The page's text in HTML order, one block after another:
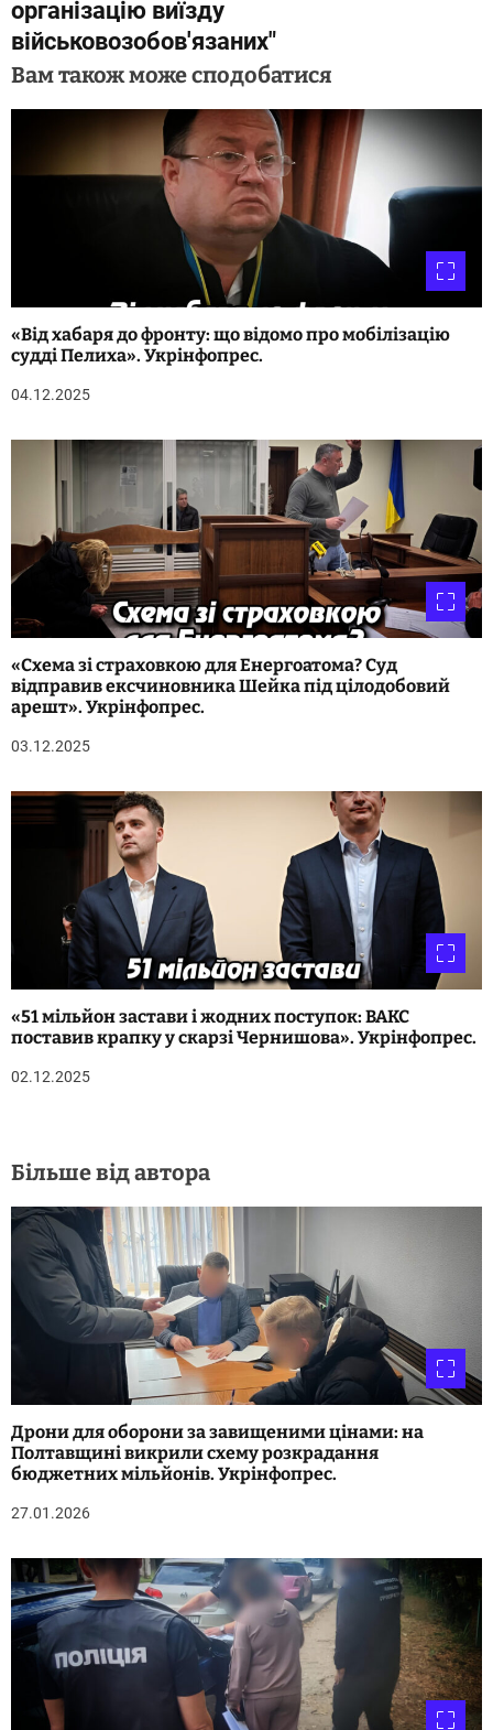
а
ц
и
с
організацію виїзду
військовозобов'язаних"
Вам також може сподобатися
«Від хабаря до фронту: що відомо про мобілізацію
судді Пелиха». Укрінфопрес.
04.12.2025
«Схема зі страховкою для Енергоатома? Суд
відправив ексчиновника Шейка під цілодобовий
арешт». Укрінфопрес.
03.12.2025
«51 мільйон застави і жодних поступок: ВАКС
поставив крапку у скарзі Чернишова». Укрінфопрес.
02.12.2025
Більше від автора
Дрони для оборони за завищеними цінами: на
Полтавщині викрили схему розкрадання
бюджетних мільйонів. Укрінфопрес.
27.01.2026